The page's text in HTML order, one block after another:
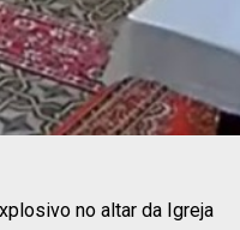
no altar da Igreja